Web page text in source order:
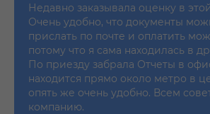
Недавно заказывала оценку в
Очень удобно, что документы
прислать по почте и оплатить
потому что я сама находилась в
По приезду забрала Отчеты в
находится прямо около метро в
опять же очень удобно. Всем
компанию.